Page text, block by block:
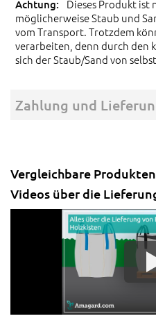
Dieses Produkt
möglicherweise Staub und
vom Transport. Trotzdem
verarbeiten, denn durch den
sich der Staub/Sand von
Zahlung und
Vergleichbare Produkten
Videos über die